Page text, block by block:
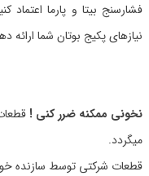
فشارسنج بیتا و پارما اعتماد
نیازهای پکیج بوتان شما ارائه
نخونی ممکنه ضرر کنی !
میگردد.
قطعات شرکتی توسط سازنده